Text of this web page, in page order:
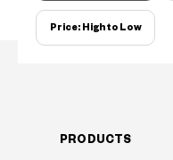
Price: High to Low
PRODUCTS